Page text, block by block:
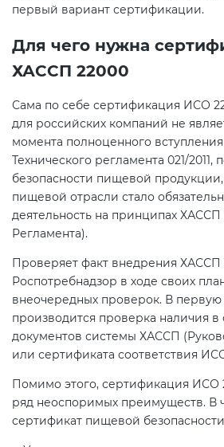
первый вариант сертификации.
Для чего нужна
ХАССП 22000
Сама по себе сертификация ИСО
для российских компаний не
момента полноценного
Технического регламента 021/2011,
безопасности пищевой
пищевой отрасли стало
деятельность на принципах ХАССП
Регламента).
Проверяет факт внедрения ХАССП
Роспотребнадзор в ходе своих
внеочередных проверок. В первую
производится проверка наличия в
документов системы ХАССП
или сертификата соответствия
Помимо этого, сертификация ИСО
ряд неоспоримых преимуществ. В
сертификат пищевой